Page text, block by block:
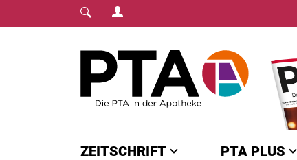
Login Menu
ZEITSCHRIFT PTA PLUS